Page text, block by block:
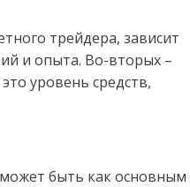
трейдера, зависит
и опыта. Во-вторых –
уровень средств,
быть как основным